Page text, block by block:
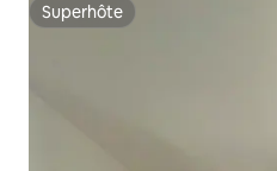
Superhôte
Superhôte